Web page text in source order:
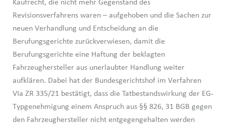
Kaufrecht, die nicht mehr Gegenstand des
Revisionsverfahrens waren – aufgehoben und die Sachen zur
neuen Verhandlung und Entscheidung an die
Berufungsgerichte zurückverwiesen, damit die
Berufungsgerichte eine Haftung der beklagten
Fahrzeughersteller aus unerlaubter Handlung weiter
aufklären. Dabei hat der Bundesgerichtshof im Verfahren
VIa ZR 335/21 bestätigt, dass die Tatbestandswirkung der EG-
Typgenehmigung einem Anspruch aus §§ 826, 31 BGB gegen
den Fahrzeughersteller nicht entgegengehalten werden